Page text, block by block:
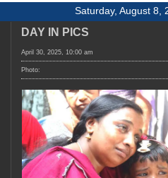
NOTIFIED NEWS
KERALA
LOCAL
OBITUARY
Saturday, August 8,
DAY IN PICS
April 30, 2025, 10:00 am
Photo: